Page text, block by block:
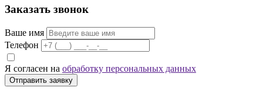
Заказать звонок
Ваше имя
Телефон
Я согласен на обработку персональных данных
Отправить заявку